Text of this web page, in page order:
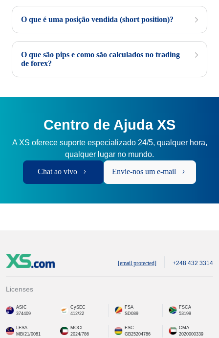
O que é uma posição vendida (short position)?
O que são pips e como são calculados no trading
de forex?
Centro de Ajuda XS
A XS oferece suporte especializado 24/5, qualquer hora,
qualquer lugar no mundo.
Chat ao vivo Envie-nos um e-mail
[email protected] +248 432 3314
Licenses
ASIC
374409
CySEC
412/22
FSA
SD089
FSCA
53199
LFSA
MB/21/0081
MOCI
2024/786
FSC
GB25204786
CMA
2020000339